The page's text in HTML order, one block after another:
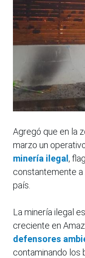
Agregó que en la
marzo un
minería ilegal ,
constantemente a
país.
La minería ilegal
creciente en
defensores
contaminando los